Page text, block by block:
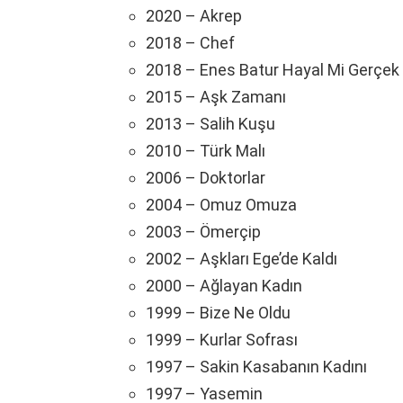
2020 – Akrep
2018 – Chef
2018 – Enes Batur Hayal Mi Gerçek
2015 – Aşk Zamanı
2013 – Salih Kuşu
2010 – Türk Malı
2006 – Doktorlar
2004 – Omuz Omuza
2003 – Ömerçip
2002 – Aşkları Ege’de Kaldı
2000 – Ağlayan Kadın
1999 – Bize Ne Oldu
1999 – Kurlar Sofrası
1997 – Sakin Kasabanın Kadını
1997 – Yasemin